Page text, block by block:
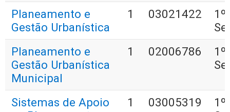
Planeamento e
Gestão Urbanística
1 03021422
1º
Planeamento e
Gestão Urbanística
Municipal
1 02006786
1º
Sistemas de Apoio
1 03005319
1º